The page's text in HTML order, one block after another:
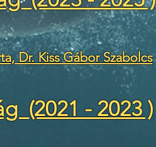
Dr. Kiss Gábor Szabolcs
(2021 - 2023 )